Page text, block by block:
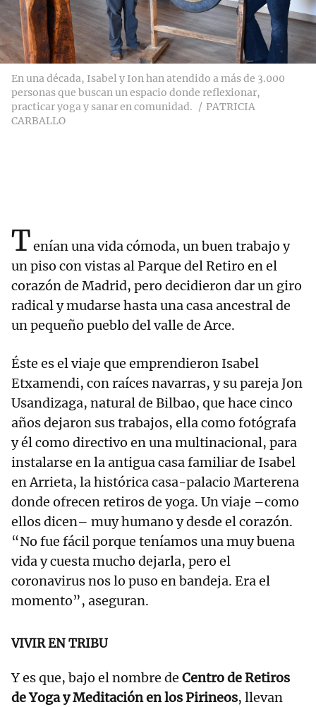
En una década, Isabel y Ion han atendido a más de 3.000
personas que buscan un espacio donde reflexionar,
practicar yoga y sanar en comunidad.
PATRICIA
CARBALLO
Tenían una vida cómoda, un buen trabajo y
un piso con vistas al Parque del Retiro en el
corazón de Madrid, pero decidieron dar un giro
radical y mudarse hasta una casa ancestral de
un pequeño pueblo del valle de Arce.
Éste es el viaje que emprendieron Isabel
Etxamendi, con raíces navarras, y su pareja Jon
Usandizaga, natural de Bilbao, que hace cinco
años dejaron sus trabajos, ella como fotógrafa
y él como directivo en una multinacional, para
instalarse en la antigua casa familiar de Isabel
en Arrieta, la histórica casa-palacio Marterena
donde ofrecen retiros de yoga. Un viaje –como
ellos dicen– muy humano y desde el corazón.
“No fue fácil porque teníamos una muy buena
vida y cuesta mucho dejarla, pero el
coronavirus nos lo puso en bandeja. Era el
momento”, aseguran.
VIVIR EN TRIBU
Y es que, bajo el nombre de Centro de Retiros
de Yoga y Meditación en los Pirineos, llevan